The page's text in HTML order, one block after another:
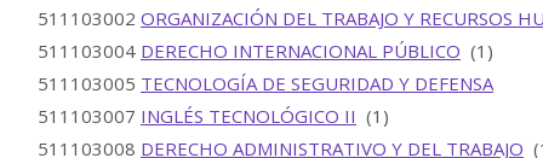
511103002 ORGANIZACIÓN DEL TRABAJO Y RECURSOS
511103004 DERECHO INTERNACIONAL PÚBLICO (1)
511103005 TECNOLOGÍA DE SEGURIDAD Y DEFENSA
511103007 INGLÉS TECNOLÓGICO II (1)
511103008 DERECHO ADMINISTRATIVO Y DEL TRABAJO